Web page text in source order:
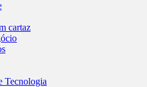
cartaz
Tecnologia